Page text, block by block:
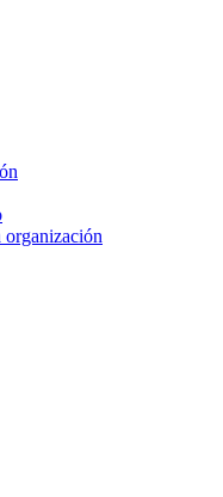
organización